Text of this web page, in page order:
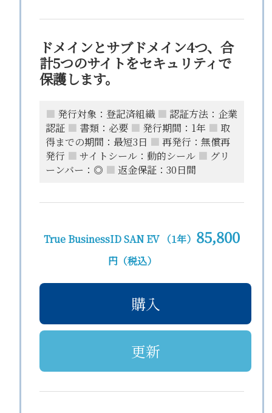
ドメインとサブドメイン4つ、合
計5つのサイトをセキュリティで
保護します。
■ 発行対象：登記済組織 ■ 認証方法：企業
認証 ■ 書類：必要 ■ 発行期間：1年 ■ 取
得までの期間：最短3日 ■ 再発行：無償再
発行 ■ サイトシール：動的シール ■ グリ
ーンバー：◎ ■ 返金保証：30日間
True BusinessID SAN EV （1年） 85,800
円（税込）
購入
更新